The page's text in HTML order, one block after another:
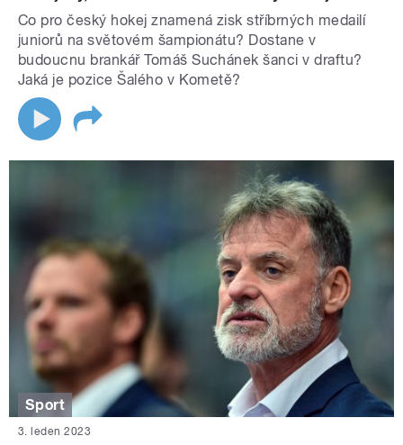
Co pro český hokej znamená zisk stříbrných medailí
juniorů na světovém šampionátu? Dostane v
budoucnu brankář Tomáš Suchánek šanci v draftu?
Jaká je pozice Šalého v Kometě?
Sport
3. leden 2023